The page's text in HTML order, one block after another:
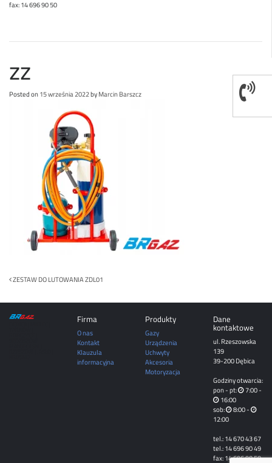
fax: 14 696 90 50
zz
Posted on15 września 2022byMarcin Barszcz
Post
navigation
ZESTAW DO LUTOWANIA ZDL01
Firma
O nas
Kontakt
Klauzula
informacyjna
Produkty
Gazy
Urządzenia
Uchwyty
Akcesoria
Motoryzacja
Dane
kontaktowe
ul. Rzeszowska
139
39-200 Dębica
Godziny otwarcia:
pon - pt:
7:00 -
16:00
sob:
8:00 -
12:00
tel.: 14 670 43 67
tel.: 14 696 90 49
fax: 14 696 90 50